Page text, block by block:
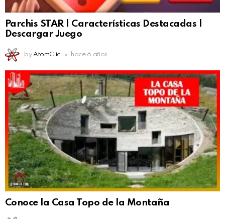
Parchis STAR | Características Destacadas |
Descargar Juego
by AtomClic hace 6 años
Conoce la Casa Topo de la Montaña